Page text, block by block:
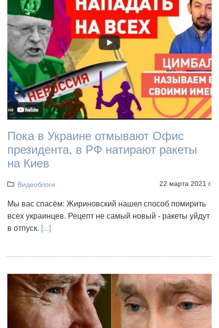
Пока в Украине отмывают Офис
президента, в РФ натирают ракеты
на Киев
Видеоблоги 22 марта 2021 г.
Мы вас спасём: Жириновский нашел способ помирить
всех украинцев. Рецепт не самый новый - ракеты уйдут
в отпуск. [...]